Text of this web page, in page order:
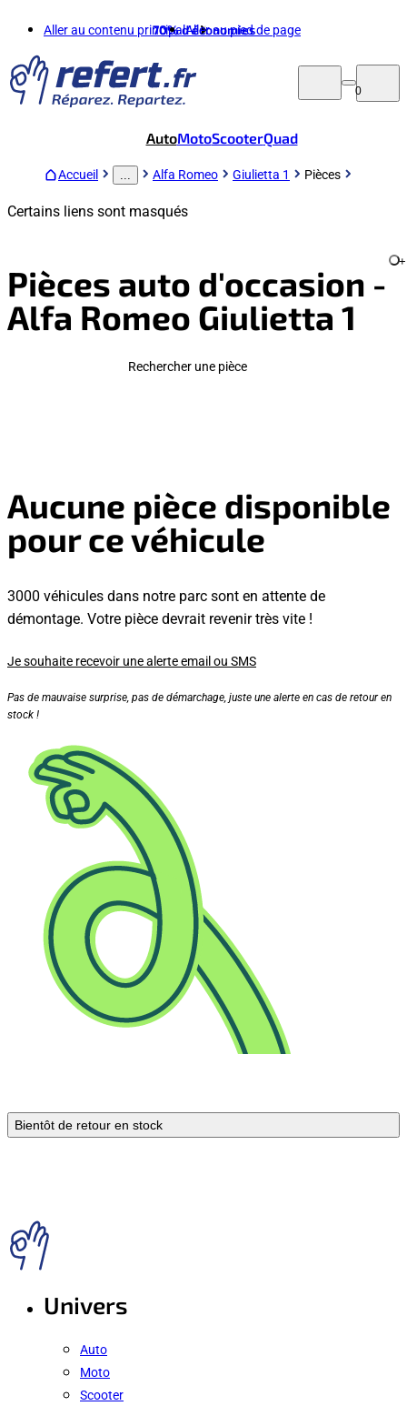
Aller au contenu principalAller au pied de page
70%d'économies
0
AutoMotoScooterQuad
Accueil Alfa Romeo Giulietta 1 Pièces
Certains liens sont masqués
Pièces auto d'occasion -
Alfa Romeo Giulietta 1
+
Rechercher une pièce
Aucune pièce disponible
pour ce véhicule
3000 véhicules dans notre parc sont en attente de
démontage. Votre pièce devrait revenir très vite !
Je souhaite recevoir une alerte email ou SMS
Pas de mauvaise surprise, pas de démarchage, juste une alerte en cas de retour en
stock !
Bientôt de retour en stock
Univers
Auto
Moto
Scooter